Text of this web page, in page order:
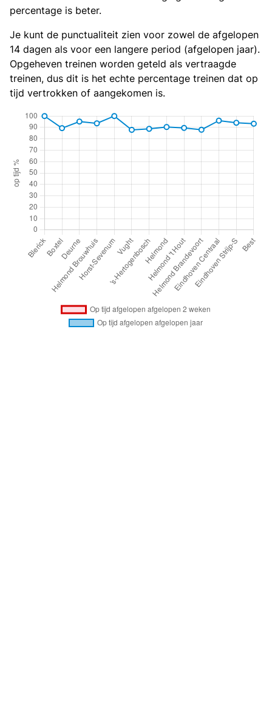
percentage is beter.
Je kunt de punctualiteit zien voor zowel de afgelopen
14 dagen als voor een langere period (afgelopen jaar).
Opgeheven treinen worden geteld als vertraagde
treinen, dus dit is het echte percentage treinen dat op
tijd vertrokken of aangekomen is.